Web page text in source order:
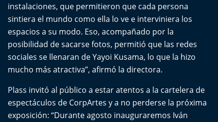
instalaciones, que permitieron que cada persona
sintiera el mundo como ella lo ve e interviniera los
espacios a su modo. Eso, acompañado por la
posibilidad de sacarse fotos, permitió que las redes
sociales se llenaran de Yayoi Kusama, lo que la hizo
mucho más atractiva”, afirmó la directora.
Plass invitó al público a estar atentos a la cartelera de
espectáculos de CorpArtes y a no perderse la próxima
exposición: “Durante agosto inauguraremos Iván